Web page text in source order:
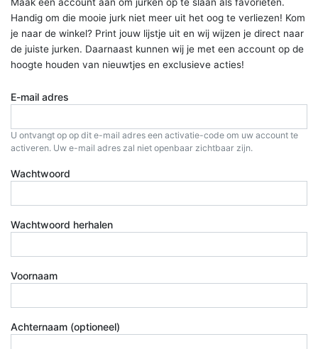
Handig om die mooie jurk niet meer uit het oog te verliezen! Kom
je naar de winkel? Print jouw lijstje uit en wij wijzen je direct naar
de juiste jurken. Daarnaast kunnen wij je met een account op de
hoogte houden van nieuwtjes en exclusieve acties!
E-mail adres
U ontvangt op op dit e-mail adres een activatie-code om uw account te
activeren. Uw e-mail adres zal niet openbaar zichtbaar zijn.
Wachtwoord
Wachtwoord herhalen
Voornaam
Achternaam (optioneel)